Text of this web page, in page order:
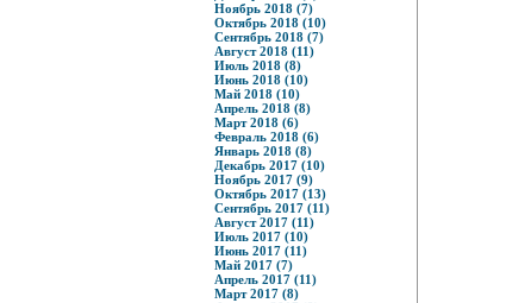
Ноябрь 2018 (7)
Октябрь 2018 (10)
Сентябрь 2018 (7)
Август 2018 (11)
Июль 2018 (8)
Июнь 2018 (10)
Май 2018 (10)
Апрель 2018 (8)
Март 2018 (6)
Февраль 2018 (6)
Январь 2018 (8)
Декабрь 2017 (10)
Ноябрь 2017 (9)
Октябрь 2017 (13)
Сентябрь 2017 (11)
Август 2017 (11)
Июль 2017 (10)
Июнь 2017 (11)
Май 2017 (7)
Апрель 2017 (11)
Март 2017 (8)